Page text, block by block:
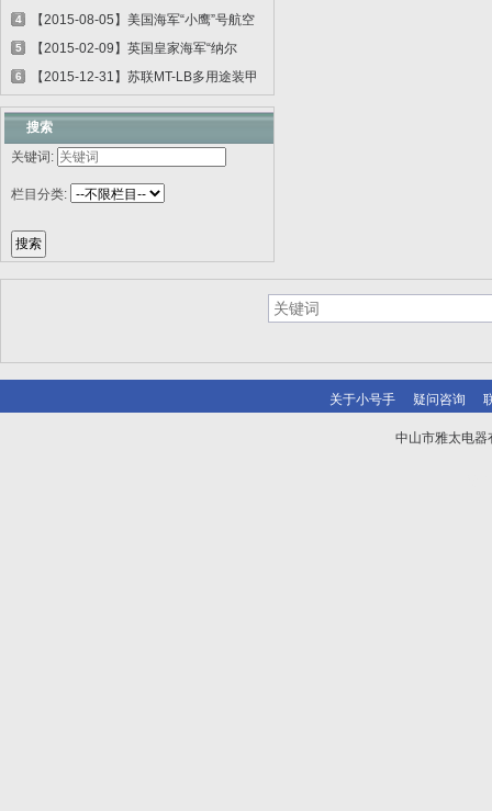
甲板...
4
【2015-08-05】美国海军“小鹰”号航空
母...
5
【2015-02-09】英国皇家海军“纳尔
逊”号...
6
【2015-12-31】苏联MT-LB多用途装甲
运输车...
搜索
关键词:
栏目分类:
关于小号手 疑问咨询
中山市雅太电